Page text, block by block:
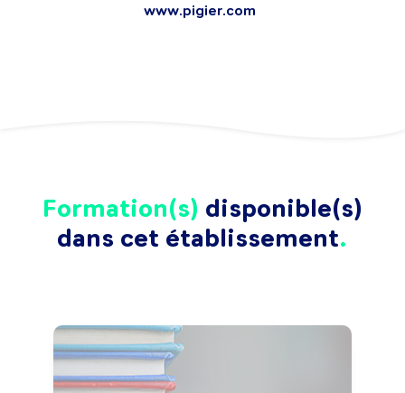
www.pigier.com
Formation(s) disponible(s)
dans cet établissement